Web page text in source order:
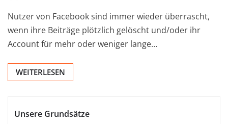
Nutzer von Facebook sind immer wieder überrascht,
wenn ihre Beiträge plötzlich gelöscht und/oder ihr
Account für mehr oder weniger lange…
WEITERLESEN
Unsere Grundsätze